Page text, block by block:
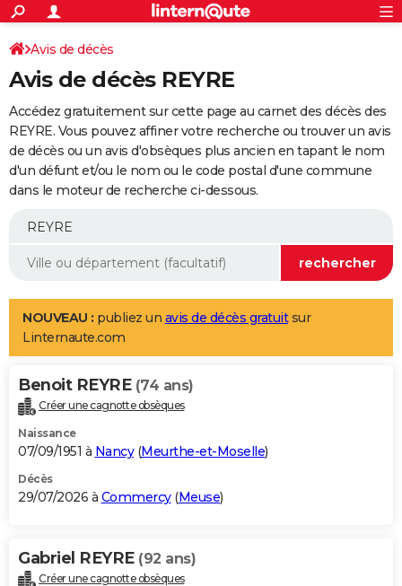
ACTUALITÉS
Politique
Société
Faits Divers
Education
Monde
Villes
+
SPORT
Coupe du monde 2026
Football
Tennis
Cyclisme
Rugby
Forum
Programme TV
TNT
Streaming
Cinéma
Sorties cinéma
Musique
+
FINANCE
Retraite
Impôts
Epargne
Immobilier
Risques naturels par ville
Banque
Assurance
Crédit
AUTO
Essais
Réserver un essai
Citadines
Berlines
SUV
Forum auto
+
Mobiles
Meilleur smartphone
Internet
Ordinateurs
Jeux vidéo
Guide high-tech
Aménagement intérieur
LIFESTYLE
Art de vivre
Bien-être
Loisirs
Mode
Modes de vie
Alimentation
Guide de la santé
Maladies
Médicaments
Sommeil
VOYAGE
Destinations
City break
Voyage nature
Voyage de noces
Forum
Climat
+PHOTO
GUIDES D'ACHAT
BONS PLANS
Carte de Noël
Carte Bonne année
Carte Saint-Valentin
Carte Pâques
Carte d'anniversaire
DICTIONNAIRE
Avis de décès
Avis de décès REYRE
Accédez gratuitement sur cette page au carnet des décès des
REYRE. Vous pouvez affiner votre recherche ou trouver un avis
de décès ou un avis d'obsèques plus ancien en tapant le nom
d'un défunt et/ou le nom ou le code postal d'une commune
dans le moteur de recherche ci-dessous.
NOUVEAU : publiez un avis de décès gratuitsur
Linternaute.com
Benoit REYRE (74 ans)
Créer une cagnotte obsèques
Naissance
07/09/1951 à Nancy(Meurthe-et-Moselle)
Décès
29/07/2026 à Commercy(Meuse)
Gabriel REYRE (92 ans)
Créer une cagnotte obsèques